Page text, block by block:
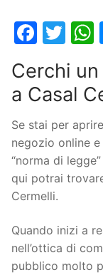
Cerchi
a Casal
Se stai per
negozio online
“norma di
qui potrai
Cermelli.
Quando inizi a
nell’ottica di
pubblico molto